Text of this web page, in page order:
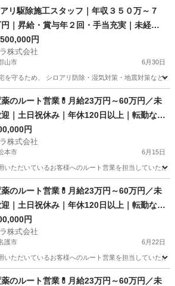
リ駆除施工スタッフ｜年収３５０万～７
円｜昇給・賞与年２回・手当充実｜未経験
０～３０代活躍中｜年末年始1２連休｜住
JA提携の安定上場企業
円
株式会社
山市 6月30日
を守るため、 シロアリ防除・湿気対策・地震対策など
薬のルート営業💊月給23万円～60万円／未
｜土日祝休み｜年休120日以上｜転勤なし
営業｜全国募集
円
株式会社
本市 6月15日
いただいているお客様へのルート営業を担当していただ
薬のルート営業💊月給23万円～60万円／未
｜土日祝休み｜年休120日以上｜転勤なし
営業｜全国募集
円
株式会社
護市 6月22日
いただいているお客様へのルート営業を担当していただ
薬のルート営業💊月給23万円～60万円／未